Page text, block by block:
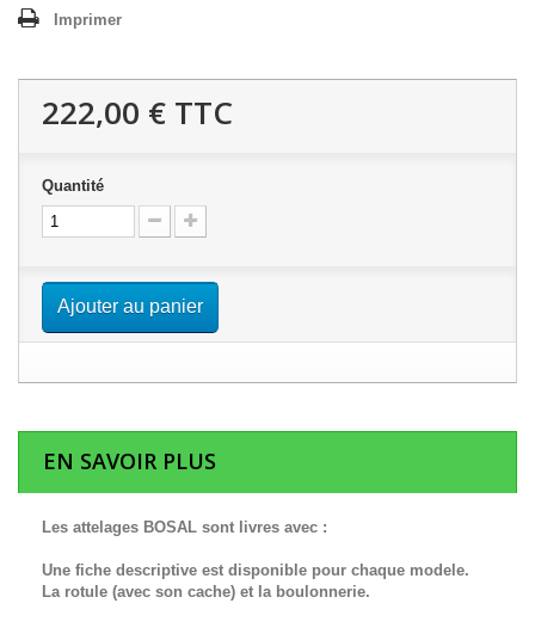
Imprimer
222,00 € TTC
Quantité
Ajouter au panier
EN SAVOIR PLUS
Les attelages BOSAL sont livres avec :
Une fiche descriptive est disponible pour chaque modele.
La rotule (avec son cache) et la boulonnerie.